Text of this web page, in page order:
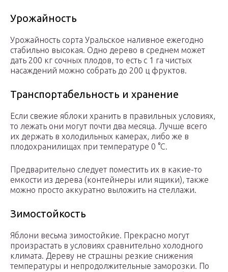
Урожайность
Урожайность сорта Уральское наливное ежегодно
стабильно высокая. Одно дерево в среднем может
дать 200 кг сочных плодов, то есть с 1 га чистых
насаждений можно собрать до 200 ц фруктов.
Транспортабельность и хранение
Если свежие яблоки хранить в правильных условиях,
то лежать они могут почти два месяца. Лучше всего
их держать в холодильных камерах, либо же в
плодохранилищах при температуре 0 °С.
Предварительно следует поместить их в какие-то
емкости из дерева (контейнеры или ящики), также
можно просто аккуратно выложить на стеллажи.
Зимостойкость
Яблони весьма зимостойкие. Прекрасно могут
произрастать в условиях сравнительно холодного
климата. Дереву не страшны резкие снижения
температуры и непродолжительные заморозки. По